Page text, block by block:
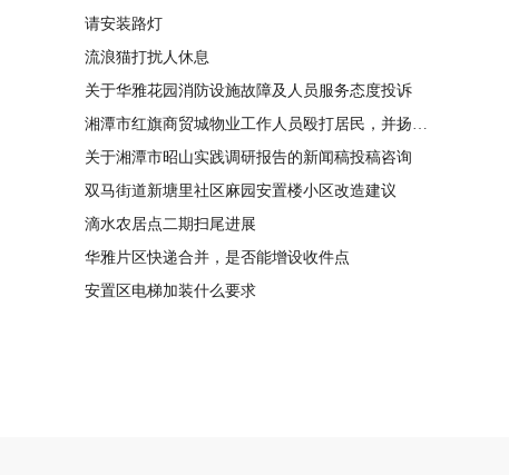
请安装路灯
流浪猫打扰人休息
关于华雅花园消防设施故障及人员服务态度投诉
湘潭市红旗商贸城物业工作人员殴打居民，并扬言恐吓“我打死你有冯友根负责”
关于湘潭市昭山实践调研报告的新闻稿投稿咨询
双马街道新塘里社区麻园安置楼小区改造建议
滴水农居点二期扫尾进展
华雅片区快递合并，是否能增设收件点
安置区电梯加装什么要求